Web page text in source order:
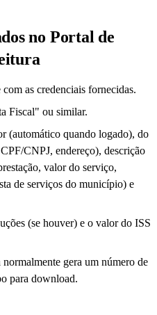
no Portal de
as credenciais fornecidas.
Fiscal" ou similar.
(automático quando logado), do
CNPJ, endereço), descrição
valor do serviço,
de serviços do município) e
(se houver) e o valor do ISS
gera um número de
para download.